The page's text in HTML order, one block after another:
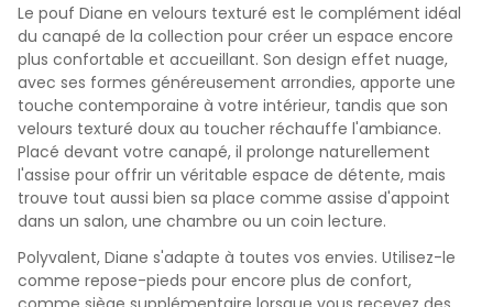
Le pouf Diane en velours texturé est le complément idéal
du canapé de la collection pour créer un espace encore
plus confortable et accueillant. Son design effet nuage,
avec ses formes généreusement arrondies, apporte une
touche contemporaine à votre intérieur, tandis que son
velours texturé doux au toucher réchauffe l'ambiance.
Placé devant votre canapé, il prolonge naturellement
l'assise pour offrir un véritable espace de détente, mais
trouve tout aussi bien sa place comme assise d'appoint
dans un salon, une chambre ou un coin lecture.
Polyvalent, Diane s'adapte à toutes vos envies. Utilisez-le
comme repose-pieds pour encore plus de confort,